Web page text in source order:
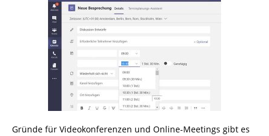
Gründe für Videokonferenzen und Online-Meetings gibt es